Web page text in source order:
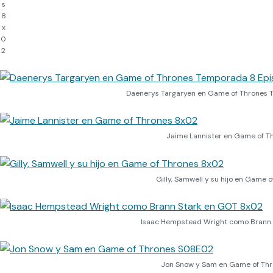
s
8
x
0
2
Daenerys Targaryen en Game of Thrones
Jaime Lannister en Game of
Gilly, Samwell y su hijo en Game
Isaac Hempstead Wright como
Jon Snow y Sam en Game of